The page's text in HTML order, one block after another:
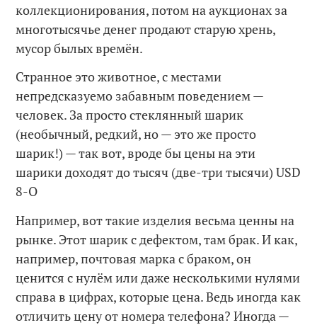
коллекционирования, потом на аукционах за
многотысячье денег продают старую хрень,
мусор былых времён.
Странное это животное, с местами
непредсказуемо забавным поведением —
человек. За просто стеклянный шарик
(необычный, редкий, но — это же просто
шарик!) — так вот, вроде бы цены на эти
шарики доходят до тысяч (две-три тысячи) USD
8-O
Например, вот такие изделия весьма ценны на
рынке. Этот шарик с дефектом, там брак. И как,
например, почтовая марка с браком, он
ценится с нулём или даже несколькими нулями
справа в цифрах, которые цена. Ведь иногда как
отличить цену от номера телефона? Иногда —